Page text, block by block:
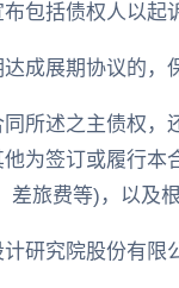
包括债权人以起
成展期协议的，
所述之主债权
为签订或履行
旅费等)，以及
研究院股份有限